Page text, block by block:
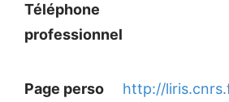
Téléphone
professionnel
Page perso http://